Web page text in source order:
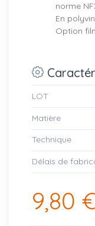
norme
En
Option
LOT
Matière
Technique
Délais de
9,80